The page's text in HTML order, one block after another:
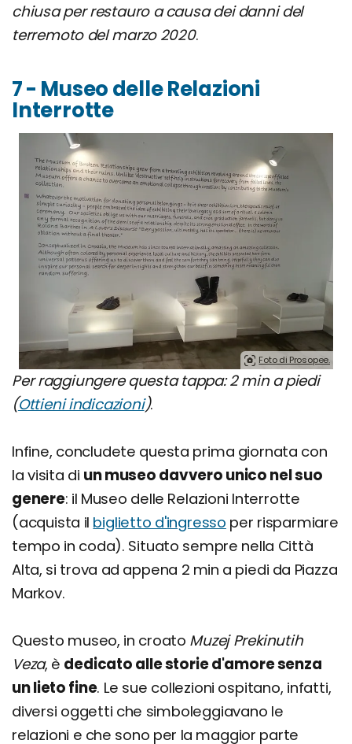
chiusa per restauro a causa dei danni del
terremoto del marzo 2020.
7 - Museo delle Relazioni
Interrotte
Foto di Prosopee.
Per raggiungere questa tappa: 2 min a piedi
(Ottieni indicazioni).
Infine, concludete questa prima giornata con
la visita di un museo davvero unico nel suo
genere: il Museo delle Relazioni Interrotte
(acquista il biglietto d'ingresso per risparmiare
tempo in coda). Situato sempre nella Città
Alta, si trova ad appena 2 min a piedi da Piazza
Markov.
Questo museo, in croato Muzej Prekinutih
Veza, è dedicato alle storie d'amore senza
un lieto fine. Le sue collezioni ospitano, infatti,
diversi oggetti che simboleggiavano le
relazioni e che sono per la maggior parte